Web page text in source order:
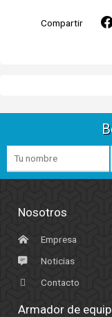
Compartir
Nosotros
Empresa
Noticias
Contacto
Armador de